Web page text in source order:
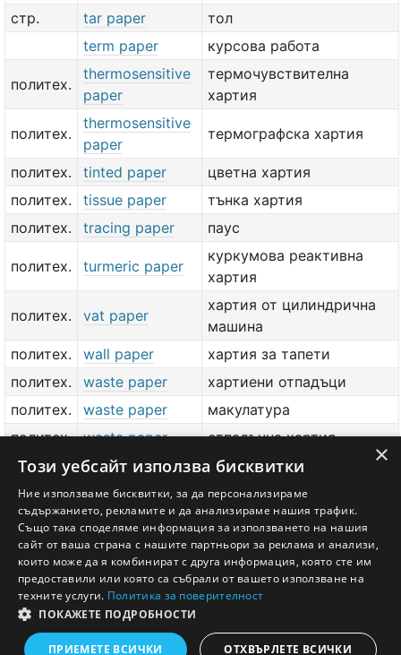
стр.
tar paper
тол
term paper
курсова работа
политех.
thermosensitive
paper
термочувствителна
хартия
политех.
thermosensitive
paper
термографска хартия
политех. tinted paper
цветна хартия
политех.
tissue paper
тънка хартия
политех.
tracing paper паус
политех. turmeric paper
куркумова реактивна
хартия
политех. vat paper
хартия от цилиндрична
машина
политех.
wall paper
хартия за тапети
политех.
waste paper
хартиени отпадъци
политех.
waste paper
макулатура
политех.
waste paper
отпадъчна хартия
waste-paper
basket
кошче за хартиени
политех.
waxed paper парафинирана хартия
добави значение или преводтук
Английско - Български речник © Ezikov.com
Условия
Контакти Панел
×
Този уебсайт използва бисквитки
Ние използваме бисквитки, за да персонализираме
съдържанието, рекламите и да анализираме нашия трафик.
Също така споделяме информация за използването на нашия
сайт от ваша страна с нашите партньори за реклама и анализи,
които може да я комбинират с друга информация, която сте им
предоставили или която са събрали от вашето използване на
техните услуги. Политика за поверителност
ПОКАЖЕТЕ ПОДРОБНОСТИ
ПРИЕМЕТЕ ВСИЧКИ ОТХВЪРЛЕТЕ ВСИЧКИ